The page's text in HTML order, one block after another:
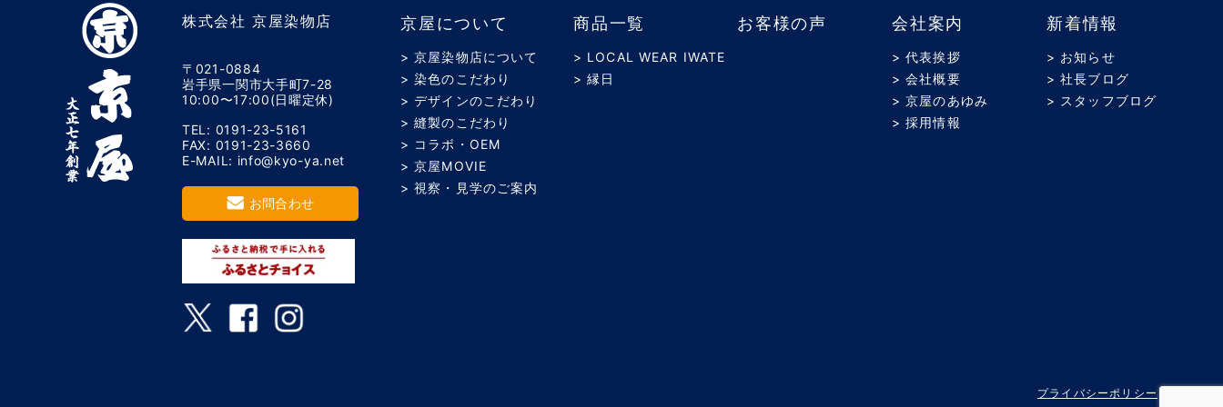
株式会社 京屋染物店
〒021-0884
岩手県一関市大手町7-28
10:00〜17:00(日曜定休)
TEL: 0191-23-5161
FAX: 0191-23-3660
E-MAIL: info@kyo-ya.net
お問合わせ
京屋について
> 京屋染物店について
> 染色のこだわり
> デザインのこだわり
> 縫製のこだわり
> コラボ・OEM
> 京屋MOVIE
> 視察・見学のご案内
商品一覧
> LOCAL WEAR IWATE
> 縁日
お客様の声 会社案内
> 代表挨拶
> 会社概要
> 京屋のあゆみ
> 採用情報
新着情報
> お知らせ
> 社長ブログ
> スタッフブログ
プライバシーポリシー